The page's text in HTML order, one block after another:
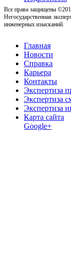
Все права защищены
Негосударственная
инженерных изысканий.
Главная
Новости
Справка
Карьера
Контакты
Экспертиза
Экспертиза
Экспертиза
Карта сайта
Google+